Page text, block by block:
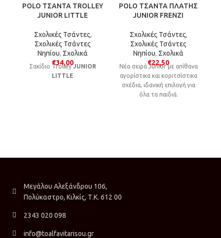
POLO ΤΣΑΝΤΑ TROLLEY
JUNIOR LITTLE
Σχολικές Τσάντες,
Σχολικές Τσάντες
Νηπίου, Σχολικά
€34,00
Σακίδιο TrolleyJUNIOR
LITTLE
POLO ΤΣΑΝΤΑ ΠΛΑΤΗΣ
JUNIOR FRENZI
Σχολικές Τσάντες,
Σχολικές Τσάντες
Νηπίου, Σχολικά
€22,50
Νέα σειρά Junior με απίθανα
αγορίστικα και κοριτσίστικα
σχέδια, ιδανική επιλογή για
όλα τα παιδιά.
Μεγάλου Αλεξάνδρου 106,
Πολύκαστρο, Κιλκίς, Τ.Κ. 612 00
2343 020 098
info@toalfavitarisou.gr